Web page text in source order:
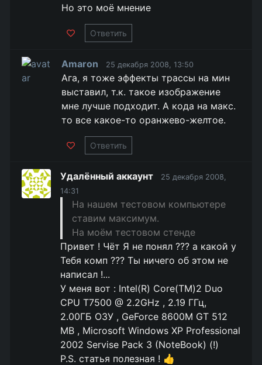
Но это моё мнение
Ответить
Amaron 25 декабря 2008, 13:50
Ага, я тоже эффекты трассы на мин
выставил, т.к. такое изображение
мне лучше подходит. А кода на макс.
то все какое-то оранжево-желтое.
Ответить
Удалённый аккаунт
25 декабря 2008,
14:31
На нашем тестовом компьютере
ставим максимум.
На моём тестовом стенде
Привет ! Чёт Я не понял ??? а какой у
Тебя комп ??? Ты ничего об этом не
написал !...
У меня вот : Intel(R) Core(TM)2 Duo
CPU T7500 @ 2.2GHz , 2.19 ГГц,
2.00ГБ ОЗУ , GeForce 8600M GT 512
МВ , Microsoft Windows XP Professional
2002 Servise Pack 3 (NoteBook) (!)
P.S. статья полезная ! 👍